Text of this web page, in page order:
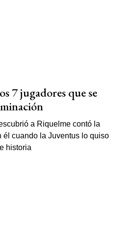
7 jugadores que se